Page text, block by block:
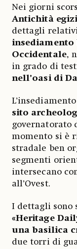
Nei giorni
Antichità
dettagli
insediamento
Occidentale,
in grado di
nell’oasi di
sito
governatorato
momento si è
stradale ben
segmenti
intersecano
all’Ovest.
I dettagli
«Heritage
una basilica
due torri di